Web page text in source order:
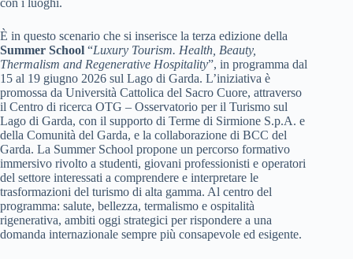
È in questo scenario che si inserisce la terza edizione della
Summer School “Luxury Tourism. Health, Beauty,
Thermalism and Regenerative Hospitality”, in programma dal
15 al 19 giugno 2026 sul Lago di Garda. L’iniziativa è
promossa da Università Cattolica del Sacro Cuore, attraverso
il Centro di ricerca OTG – Osservatorio per il Turismo sul
Lago di Garda, con il supporto di Terme di Sirmione S.p.A. e
della Comunità del Garda, e la collaborazione di BCC del
Garda. La Summer School propone un percorso formativo
immersivo rivolto a studenti, giovani professionisti e operatori
del settore interessati a comprendere e interpretare le
trasformazioni del turismo di alta gamma. Al centro del
programma: salute, bellezza, termalismo e ospitalità
rigenerativa, ambiti oggi strategici per rispondere a una
domanda internazionale sempre più consapevole ed esigente.